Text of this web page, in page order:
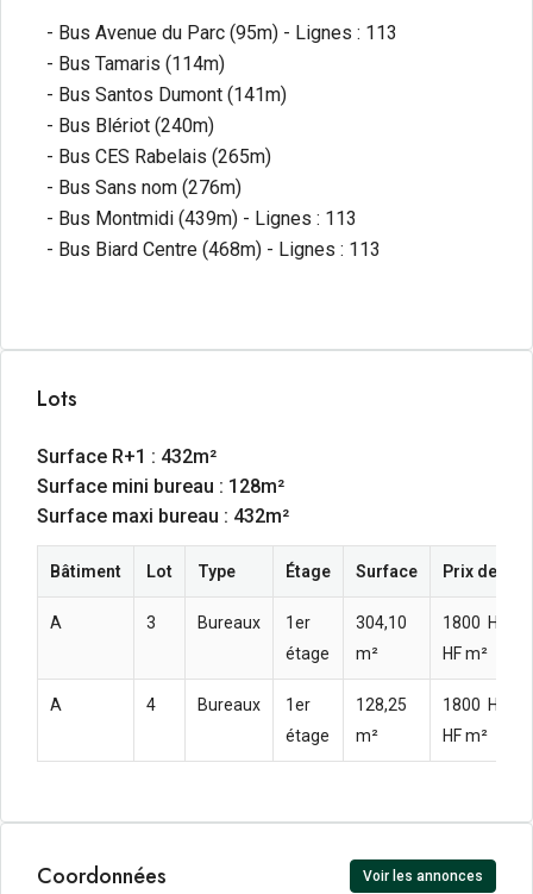
- Bus Avenue du Parc (95m) - Lignes : 113
- Bus Tamaris (114m)
- Bus Santos Dumont (141m)
- Bus Blériot (240m)
- Bus CES Rabelais (265m)
- Bus Sans nom (276m)
- Bus Montmidi (439m) - Lignes : 113
- Bus Biard Centre (468m) - Lignes : 113
Lots
Surface R+1 : 432m²
Surface mini bureau : 128m²
Surface maxi bureau : 432m²
Bâtiment Lot Type Étage Surface Prix de
A 3 Bureaux
1er
étage
304,10
m²
1800  HT HD
HF m²
A 4 Bureaux
1er
étage
128,25
m²
1800  HT HD
HF m²
Coordonnées Voir les annonces